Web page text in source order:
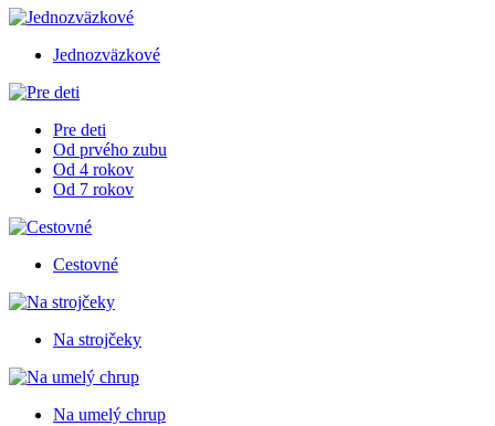
Jednozväzkové
Pre deti
Od prvého zubu
Od 4 rokov
Od 7 rokov
Cestovné
Na strojčeky
Na umelý chrup